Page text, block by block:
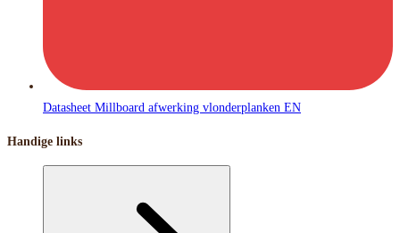
Datasheet Millboard afwerking vlonderplanken EN
Handige links